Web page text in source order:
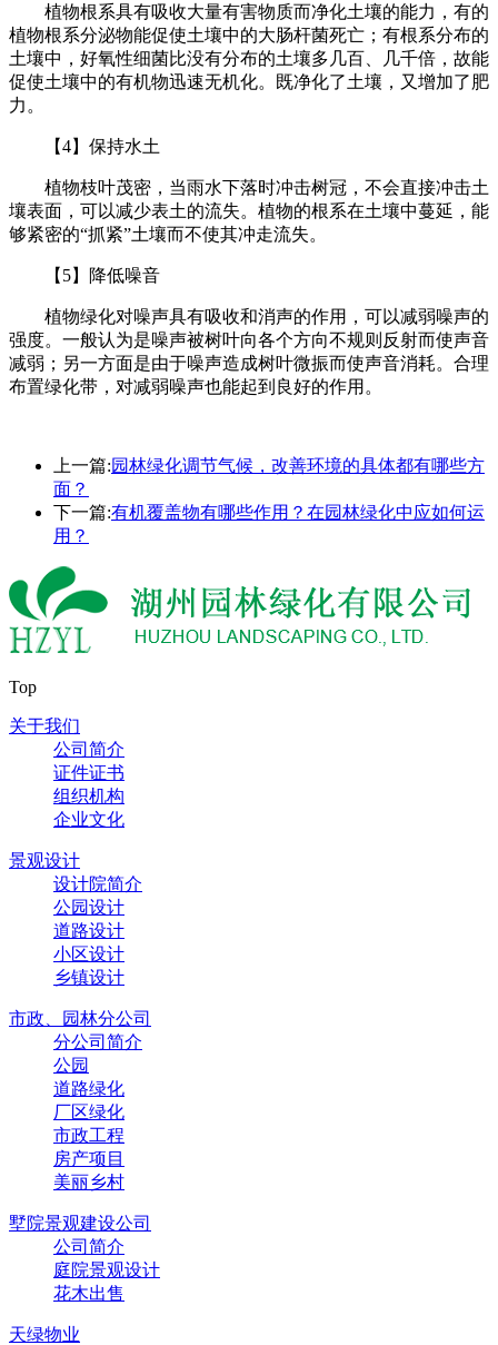
植物根系具有吸收大量有害物质而净化土壤的能力，有的
植物根系分泌物能促使土壤中的大肠杆菌死亡；有根系分布的
土壤中，好氧性细菌比没有分布的土壤多几百、几千倍，故能
促使土壤中的有机物迅速无机化。既净化了土壤，又增加了肥
力。
【4】保持水土
植物枝叶茂密，当雨水下落时冲击树冠，不会直接冲击土
壤表面，可以减少表土的流失。植物的根系在土壤中蔓延，能
够紧密的“抓紧”土壤而不使其冲走流失。
【5】降低噪音
植物绿化对噪声具有吸收和消声的作用，可以减弱噪声的
强度。一般认为是噪声被树叶向各个方向不规则反射而使声音
减弱；另一方面是由于噪声造成树叶微振而使声音消耗。合理
布置绿化带，对减弱噪声也能起到良好的作用。
上一篇:园林绿化调节气候，改善环境的具体都有哪些方
面？
下一篇:有机覆盖物有哪些作用？在园林绿化中应如何运
用？
Top
关于我们
公司简介
证件证书
组织机构
企业文化
景观设计
设计院简介
公园设计
道路设计
小区设计
乡镇设计
市政、园林分公司
分公司简介
公园
道路绿化
厂区绿化
市政工程
房产项目
美丽乡村
墅院景观建设公司
公司简介
庭院景观设计
花木出售
天绿物业